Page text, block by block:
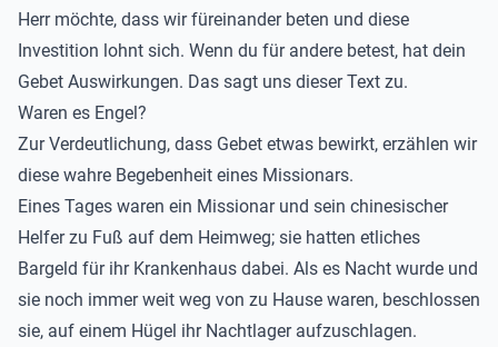
Herr möchte, dass wir füreinander beten und diese
Investition lohnt sich. Wenn du für andere betest, hat dein
Gebet Auswirkungen. Das sagt uns dieser Text zu.
Waren es Engel?
Zur Verdeutlichung, dass Gebet etwas bewirkt, erzählen wir
diese wahre Begebenheit eines Missionars.
Eines Tages waren ein Missionar und sein chinesischer
Helfer zu Fuß auf dem Heimweg; sie hatten etliches
Bargeld für ihr Krankenhaus dabei. Als es Nacht wurde und
sie noch immer weit weg von zu Hause waren, beschlossen
sie, auf einem Hügel ihr Nachtlager aufzuschlagen.